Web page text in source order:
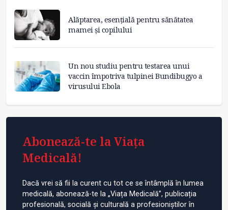
Alăptarea, esențială pentru sănătatea
mamei și copilului
Un nou studiu pentru testarea unui
vaccin împotriva tulpinei Bundibugyo a
virusului Ebola
Abonează-te la Viața
Medicală!
Dacă vrei să fii la curent cu tot ce se întâmplă în lumea
medicală, abonează-te la „Viața Medicală”, publicația
profesională, socială și culturală a profesioniștilor în